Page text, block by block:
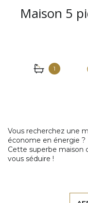
Maison 5 pièce(s) 4 chambre(s)
1
Vous recherchez une
économe en énergie ?
Cette superbe maison
vous séduire !
un cellier et une